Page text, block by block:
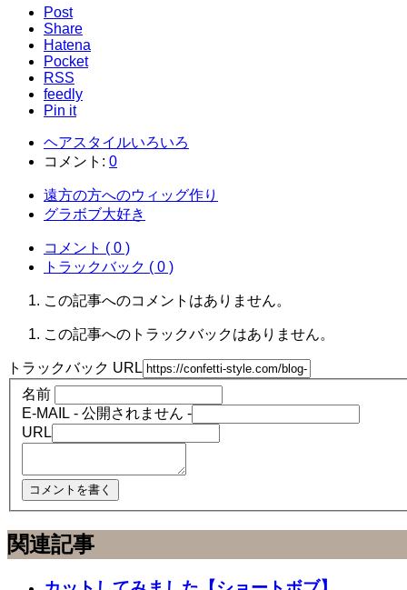
Post
Share
Hatena
Pocket
RSS
feedly
Pin it
ヘアスタイルいろいろ
コメント: 0
遠方の方へのウィッグ作り
グラボブ大好き
コメント ( 0 )
トラックバック ( 0 )
この記事へのコメントはありません。
この記事へのトラックバックはありません。
トラックバック URL
名前
E-MAIL - 公開されません -
URL
関連記事